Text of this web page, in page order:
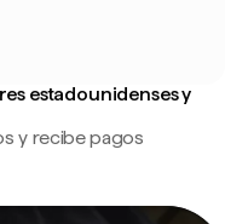
estadounidenses y
y recibe pagos